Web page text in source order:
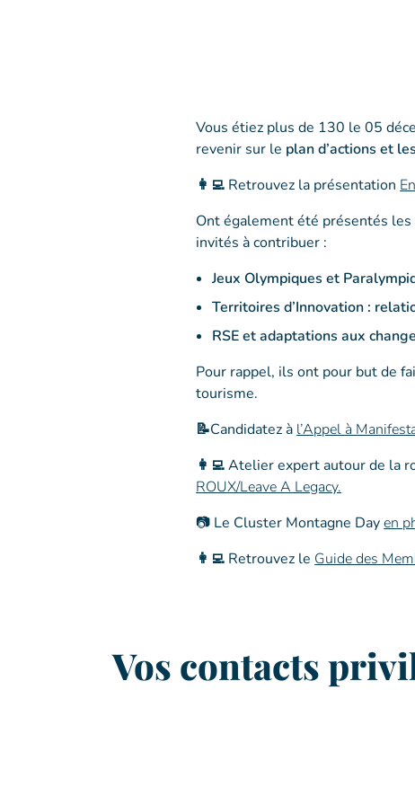
Vous étiez plus de 130 le 05
revenir sur le plan d’actions et
👩‍💻 Retrouvez la présentation
Ont également été présentés les
invités à contribuer :
Jeux Olympiques et
Territoires d’Innovation :
RSE et adaptations aux
Pour rappel, ils ont pour but de
tourisme.
📝Candidatez à l’Appel à
👩‍💻Atelier expert autour de la
ROUX/Leave A Legacy.
📷 Le Cluster Montagne Dayen
👩‍💻 Retrouvez le Guide des
Vos contacts